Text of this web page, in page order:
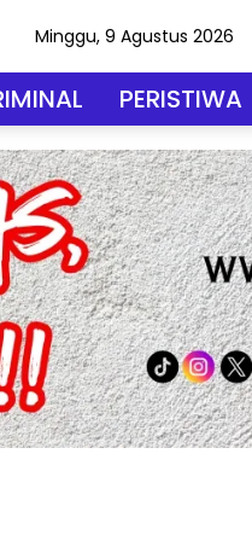
Minggu, 9 Agustus 2026
PERISTIWA